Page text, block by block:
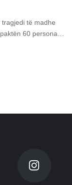
të madhe
60 persona…